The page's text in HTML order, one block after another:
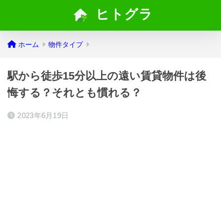
ヒトグラ
ホーム 物件タイプ
駅から徒歩15分以上の遠い賃貸物件は後
悔する？それとも慣れる？
2023年6月19日